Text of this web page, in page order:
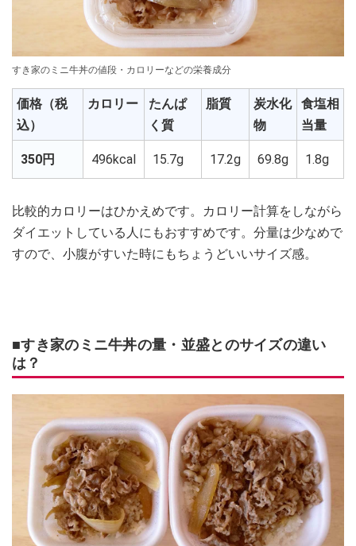
すき家のミニ牛丼の値段・カロリーなどの栄養成分
価格（税
込）
カロリー
たんぱ
く質
脂質
炭水化
物
食塩相
当量
350円 496kcal 15.7g 17.2g 69.8g 1.8g
比較的カロリーはひかえめです。カロリー計算をしながら
ダイエットしている人にもおすすめです。分量は少なめで
すので、小腹がすいた時にもちょうどいいサイズ感。
■すき家のミニ牛丼の量・並盛とのサイズの違い
は？